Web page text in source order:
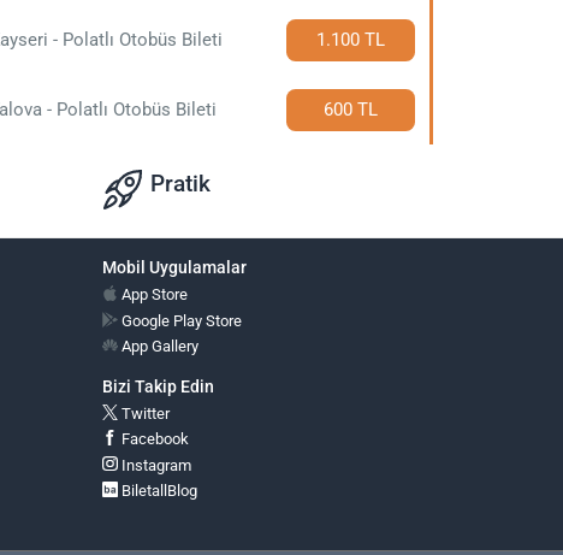
- Polatlı Otobüs Bileti 1.100 TL
- Polatlı Otobüs Bileti 600 TL
Pratik
Mobil Uygulamalar
App Store
Google Play Store
App Gallery
Bizi Takip Edin
Twitter
Facebook
Instagram
BiletallBlog